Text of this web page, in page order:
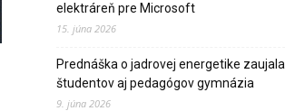
elektráreň pre Microsoft
15. júna 2026
Prednáška o jadrovej energetike zaujala
študentov aj pedagógov gymnázia
9. júna 2026